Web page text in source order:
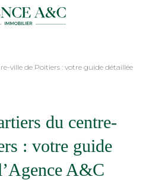
ville de Poitiers : votre guide détaillée
du centre-
: votre guide
A&C